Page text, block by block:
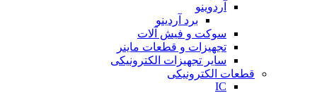
آردوینو
برد آردینو
سوکت و فیش آلات
تجهیزات و قطعات ماینر
سایر تجهیزات الکترونیکی
قطعات الکترونیکی
IC